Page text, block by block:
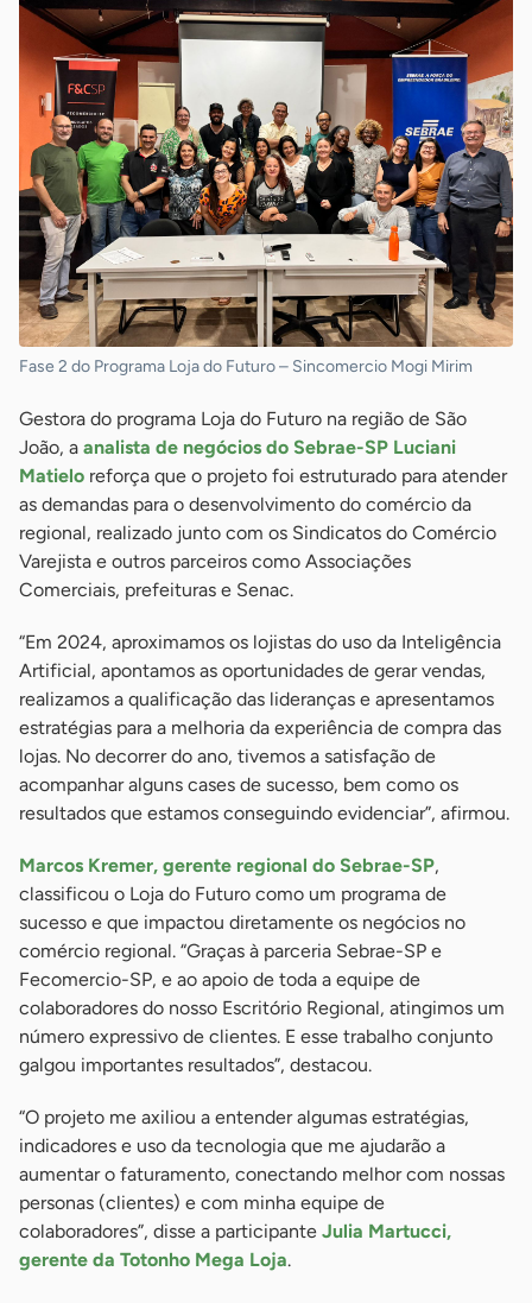
Fase 2 do Programa Loja do Futuro – Sincomercio Mogi Mirim
Gestora do programa Loja do Futuro na região de São
João, a analista de negócios do Sebrae-SP Luciani
Matielo reforça que o projeto foi estruturado para atender
as demandas para o desenvolvimento do comércio da
regional, realizado junto com os Sindicatos do Comércio
Varejista e outros parceiros como Associações
Comerciais, prefeituras e Senac.
“Em 2024, aproximamos os lojistas do uso da Inteligência
Artificial, apontamos as oportunidades de gerar vendas,
realizamos a qualificação das lideranças e apresentamos
estratégias para a melhoria da experiência de compra das
lojas. No decorrer do ano, tivemos a satisfação de
acompanhar alguns cases de sucesso, bem como os
resultados que estamos conseguindo evidenciar”, afirmou.
Marcos Kremer, gerente regional do Sebrae-SP,
classificou o Loja do Futuro como um programa de
sucesso e que impactou diretamente os negócios no
comércio regional. “Graças à parceria Sebrae-SP e
Fecomercio-SP, e ao apoio de toda a equipe de
colaboradores do nosso Escritório Regional, atingimos um
número expressivo de clientes. E esse trabalho conjunto
galgou importantes resultados”, destacou.
“O projeto me axiliou a entender algumas estratégias,
indicadores e uso da tecnologia que me ajudarão a
aumentar o faturamento, conectando melhor com nossas
personas (clientes) e com minha equipe de
colaboradores”, disse a participante Julia Martucci,
gerente da Totonho Mega Loja.